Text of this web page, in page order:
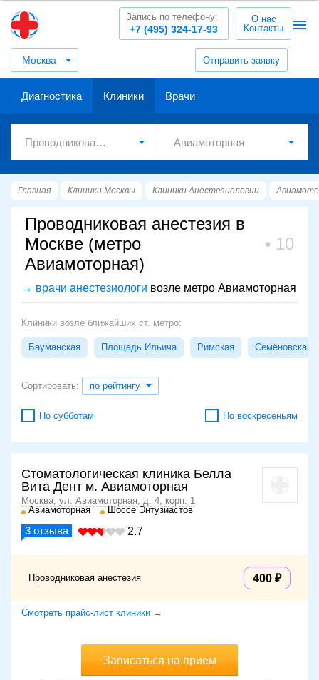
Москва Отправить заявку
+7 (495) 324-17-93
Запись по телефону:
О нас
Контакты
Диагностика Клиники Врачи
Главная Клиники Москвы Клиники Анестезиологии
Проводниковая анестезия в
Москве (метро
Авиамоторная)
10
→ врачи анестезиологи возле метро Авиамоторная
Клиники возле ближайших ст. метро:
Бауманская Площадь Ильича Римская Семёновская
Сортировать: по рейтингу
По субботам По воскресеньям
Стоматологическая клиника Белла
Вита Дент м. Авиамоторная
Москва, ул. Авиамоторная, д. 4, корп. 1
Авиамоторная
Шоссе Энтузиастов
3 отзыва 2.7
Проводниковая анестезия 400
Смотреть прайс-лист клиники →
Записаться на прием